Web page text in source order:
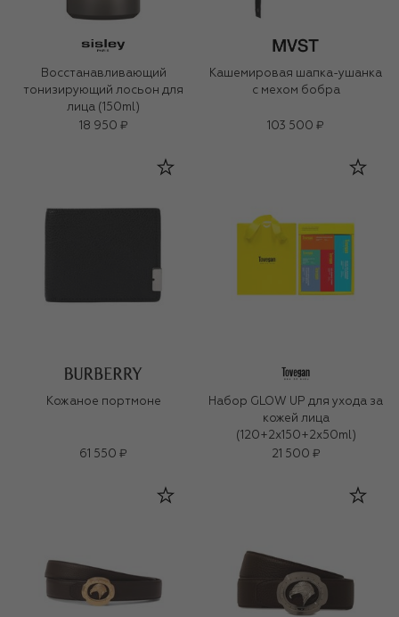
Восстанавливающий
тонизирующий лосьон для
лица (150ml)
18 950 ₽
Кашемировая шапка-ушанка
с мехом бобра
103 500 ₽
Кожаное портмоне
61 550 ₽
Набор GLOW UP для ухода за
кожей лица
(120+2x150+2x50ml)
21 500 ₽